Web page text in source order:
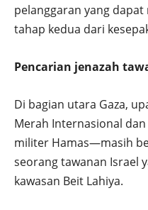
pelanggaran yang
tahap kedua dari
Pencarian jenazah
Di bagian utara Gaza,
Merah Internasional
militer Hamas—masih
seorang tawanan Israel
kawasan Beit Lahiya.